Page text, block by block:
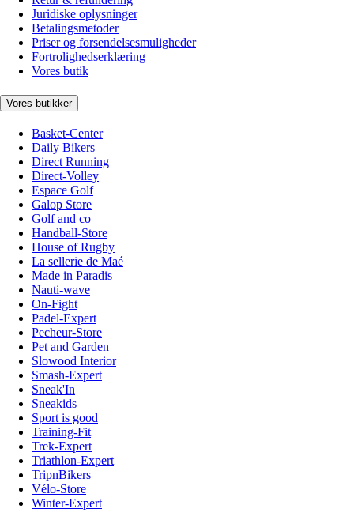
Juridiske oplysninger
Betalingsmetoder
Priser og forsendelsesmuligheder
Fortrolighedserklæring
Vores butik
Vores butikker
Basket-Center
Daily Bikers
Direct Running
Direct-Volley
Espace Golf
Galop Store
Golf and co
Handball-Store
House of Rugby
La sellerie de Maé
Made in Paradis
Nauti-wave
On-Fight
Padel-Expert
Pecheur-Store
Pet and Garden
Slowood Interior
Smash-Expert
Sneak'In
Sneakids
Sport is good
Training-Fit
Trek-Expert
Triathlon-Expert
TripnBikers
Vélo-Store
Winter-Expert